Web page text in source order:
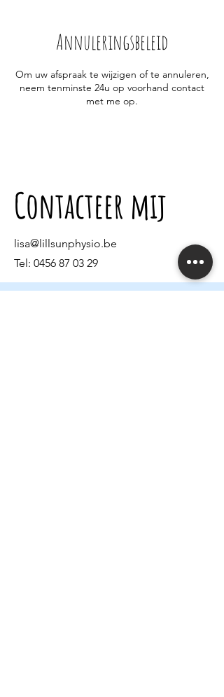
Annuleringsbeleid
Om uw afspraak te wijzigen of te annuleren,
neem tenminste 24u op voorhand contact
met me op.
Contacteer mij
lisa@lillsunphysio.be
Tel: 0456 87 03 29